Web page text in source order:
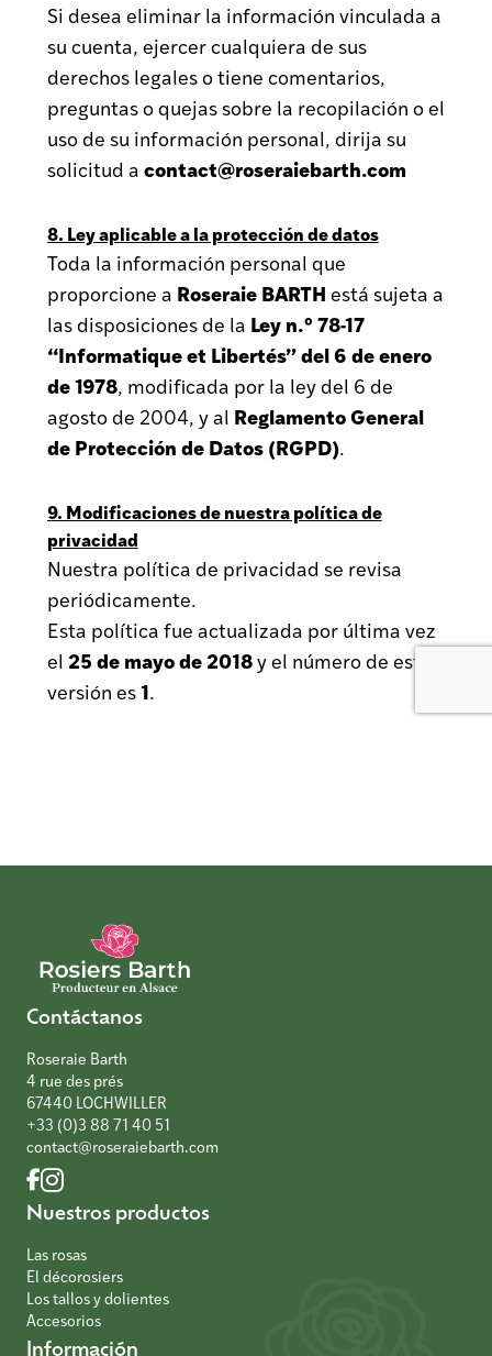
Si desea eliminar la información vinculada a
su cuenta, ejercer cualquiera de sus
derechos legales o tiene comentarios,
preguntas o quejas sobre la recopilación o el
uso de su información personal, dirija su
solicitud a contact@roseraiebarth.com
8. Ley aplicable a la protección de datos
Toda la información personal que
proporcione a Roseraie BARTH está sujeta a
las disposiciones de la Ley n.º 78-17
“Informatique et Libertés” del 6 de enero
de 1978, modificada por la ley del 6 de
agosto de 2004, y al Reglamento General
de Protección de Datos (RGPD).
9. Modificaciones de nuestra política de
privacidad
Nuestra política de privacidad se revisa
periódicamente.
Esta política fue actualizada por última vez
el 25 de mayo de 2018y el número de esta
versión es1.
Contáctanos
Roseraie Barth
4 rue des prés
67440 LOCHWILLER
+33 (0)3 88 71 40 51
contact@roseraiebarth.com
Nuestros productos
Las rosas
El décorosiers
Los tallos y dolientes
Accesorios
Información